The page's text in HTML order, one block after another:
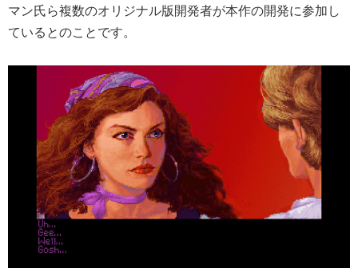
マン氏ら複数のオリジナル版開発者が本作の開発に参加し
ているとのことです。